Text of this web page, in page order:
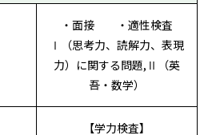
・面接 ・適性検査
Ⅰ（思考力、読解力、表現
力）に関する問題,Ⅱ（英
吾・数学）
【学力検査】